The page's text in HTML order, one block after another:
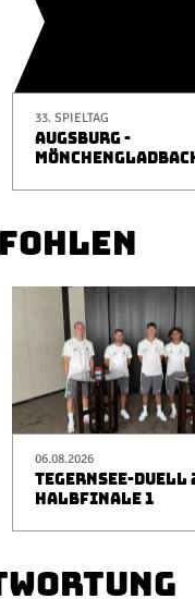
33. SPIELTAG
AUGSBURG -
06.08.2026
TEGERNSEE-DUELL
HALBFINALE 1